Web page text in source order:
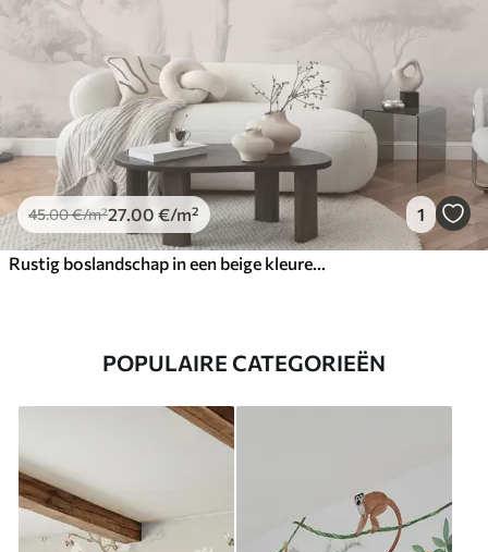
45.00€/m²27.00 €/m² 1
Rustig boslandschap in een beige kleurenpalet
POPULAIRE CATEGORIEËN